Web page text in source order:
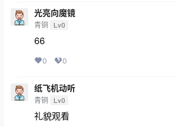
光亮向魔镜
青铜 Lv0
66
0 0
纸飞机动听
青铜 Lv0
礼貌观看